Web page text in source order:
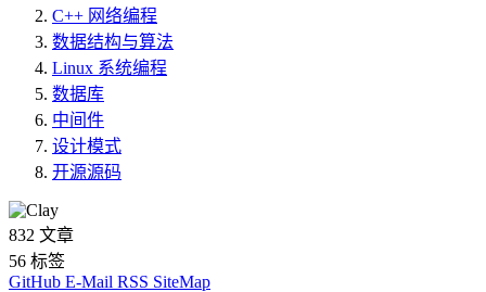
C++ 网络编程
数据结构与算法
Linux 系统编程
数据库
中间件
设计模式
开源源码
832 文章
56 标签
GitHub E-Mail RSS SiteMap